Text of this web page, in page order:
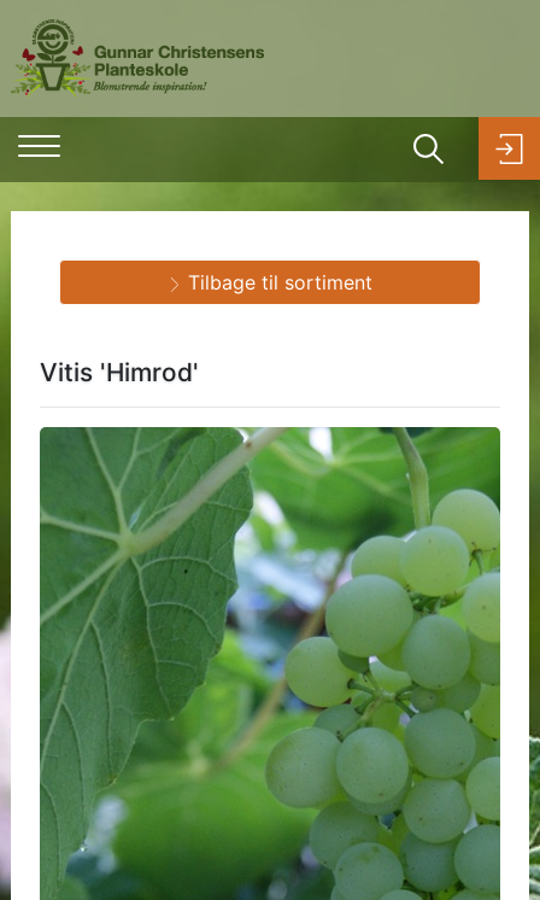
Vitis 'Himrod'
Tilbage til sortiment